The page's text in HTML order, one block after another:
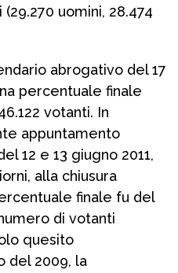
uomini, 28.474
abrogativo del 17
percentuale finale
votanti. In
appuntamento
12 e 13 giugno 2011,
alla chiusura
finale fu del
di votanti
quesito
del 2009, la